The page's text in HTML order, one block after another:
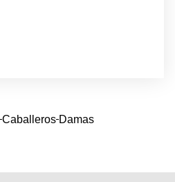
Caballeros Damas